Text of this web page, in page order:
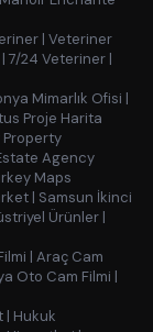
| Veteriner
| 7/24 Veteriner |
Mimarlık Ofisi |
Proje Harita
Property
Agency
Maps
| Samsun İkinci
Ürünler |
| Araç Cam
Oto Cam Filmi |
| Hukuk